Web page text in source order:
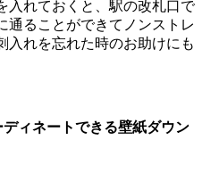
入れておくと、駅の改札口で
通ることができてノンストレ
入れを忘れた時のお助けにも
ィネートできる壁紙ダウン